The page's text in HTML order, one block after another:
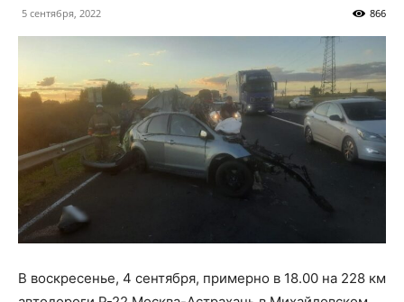
5 сентября, 2022 866
В воскресенье, 4 сентября, примерно в 18.00 на 228 км